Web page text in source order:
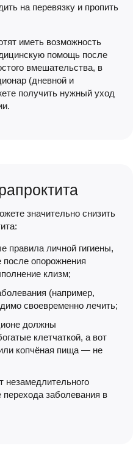
на перевязку и пропить
иметь возможность
помощь после
вмешательства, в
(дневной и
получить нужный уход
значительно снизить
правила личной гигиены,
после опорожнения
клизм;
(например,
своевременно лечить;
должны
клетчаткой, а вот
копчёная пища — не
незамедлительного
заболевания в